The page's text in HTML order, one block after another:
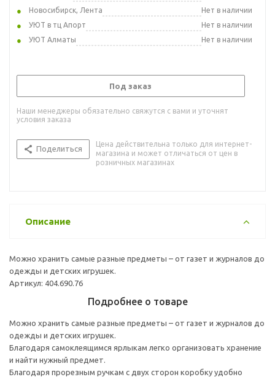
Новосибирск, Лента
Нет в наличии
УЮТ в тц Апорт
Нет в наличии
УЮТ Алматы
Нет в наличии
Под заказ
Наши менеджеры обязательно свяжутся с вами и уточнят
условия заказа
Поделиться
Цена действительна только для интернет-
магазина и может отличаться от цен в
розничных магазинах
Описание
Можно хранить самые разные предметы – от газет и журналов до
одежды и детских игрушек.
Артикул: 404.690.76
Подробнее о товаре
Можно хранить самые разные предметы – от газет и журналов до
одежды и детских игрушек.
Благодаря самоклеящимся ярлыкам легко организовать хранение
и найти нужный предмет.
Благодаря прорезным ручкам с двух сторон коробку удобно